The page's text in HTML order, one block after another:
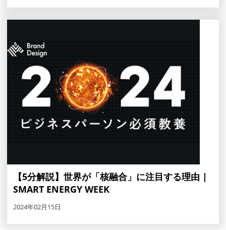
【5分解説】世界が「核融合」に注目する理由 |
SMART ENERGY WEEK
2024年02月15日